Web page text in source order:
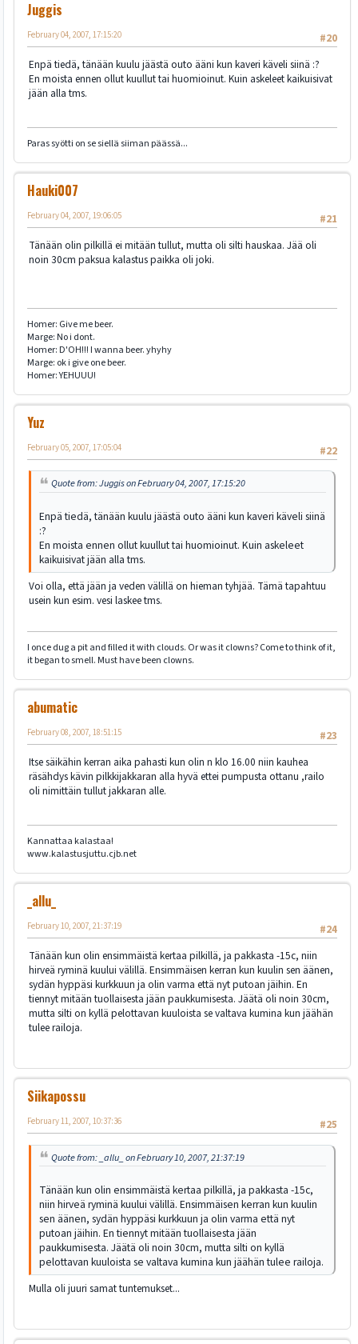
Juggis
#20
February 04, 2007, 17:15:20
Enpä tiedä, tänään kuulu jäästä outo ääni kun kaveri käveli siinä :?
En moista ennen ollut kuullut tai huomioinut. Kuin askeleet kaikuisivat
jään alla tms.
Paras syötti on se siellä siiman päässä...
Hauki007
#21
February 04, 2007, 19:06:05
Tänään olin pilkillä ei mitään tullut, mutta oli silti hauskaa. Jää oli
noin 30cm paksua kalastus paikka oli joki.
Homer: Give me beer.
Marge: No i dont.
Homer: D'OH!!! I wanna beer. yhyhy
Marge: ok i give one beer.
Homer: YEHUUU!
Yuz
#22
February 05, 2007, 17:05:04
Quote from: Juggis on February 04, 2007, 17:15:20
Enpä tiedä, tänään kuulu jäästä outo ääni kun kaveri käveli siinä
:?
En moista ennen ollut kuullut tai huomioinut. Kuin askeleet
kaikuisivat jään alla tms.
Voi olla, että jään ja veden välillä on hieman tyhjää. Tämä tapahtuu
usein kun esim. vesi laskee tms.
I once dug a pit and filled it with clouds. Or was it clowns? Come to think of it,
it began to smell. Must have been clowns.
abumatic
#23
February 08, 2007, 18:51:15
Itse säikähin kerran aika pahasti kun olin n klo 16.00 niin kauhea
räsähdys kävin pilkkijakkaran alla hyvä ettei pumpusta ottanu ,railo
oli nimittäin tullut jakkaran alle.
Kannattaa kalastaa!
www.kalastusjuttu.cjb.net
_allu_
#24
February 10, 2007, 21:37:19
Tänään kun olin ensimmäistä kertaa pilkillä, ja pakkasta -15c, niin
hirveä ryminä kuului välillä. Ensimmäisen kerran kun kuulin sen äänen,
sydän hyppäsi kurkkuun ja olin varma että nyt putoan jäihin. En
tiennyt mitään tuollaisesta jään paukkumisesta. Jäätä oli noin 30cm,
mutta silti on kyllä pelottavan kuuloista se valtava kumina kun jäähän
tulee railoja.
Siikapossu
#25
February 11, 2007, 10:37:36
Quote from: _allu_ on February 10, 2007, 21:37:19
Tänään kun olin ensimmäistä kertaa pilkillä, ja pakkasta -15c,
niin hirveä ryminä kuului välillä. Ensimmäisen kerran kun kuulin
sen äänen, sydän hyppäsi kurkkuun ja olin varma että nyt
putoan jäihin. En tiennyt mitään tuollaisesta jään
paukkumisesta. Jäätä oli noin 30cm, mutta silti on kyllä
pelottavan kuuloista se valtava kumina kun jäähän tulee railoja.
Mulla oli juuri samat tuntemukset...